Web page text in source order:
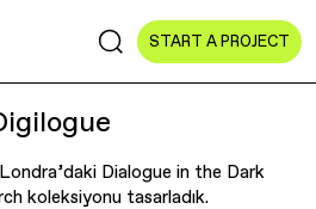
START A PROJECT
Dialogue in the Dark
koleksiyonu tasarladık.